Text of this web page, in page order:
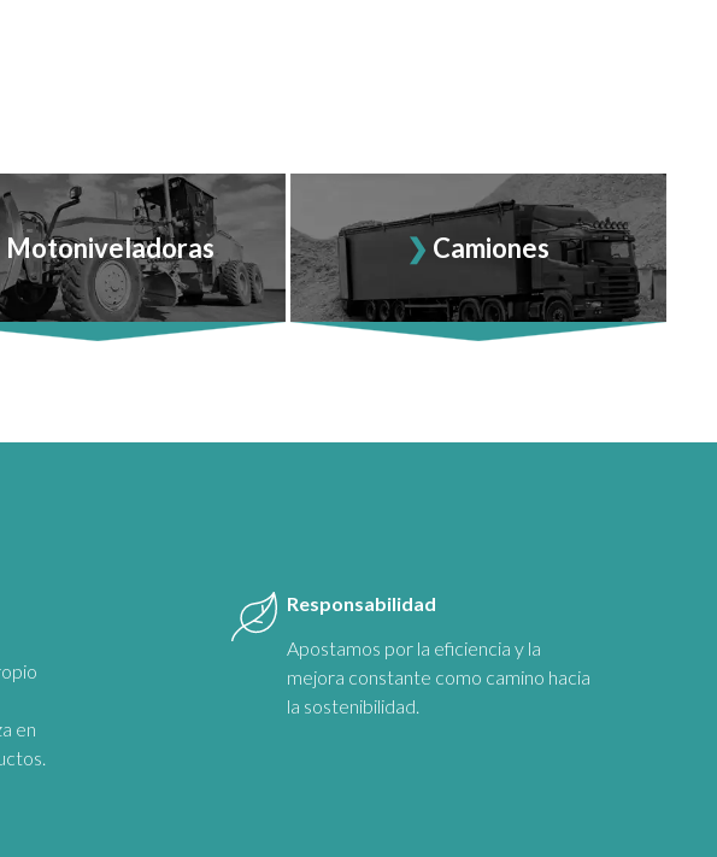
Motoniveladoras Camiones
en
Responsabilidad
Apostamos por la eficiencia y la
mejora constante como camino hacia
la sostenibilidad.